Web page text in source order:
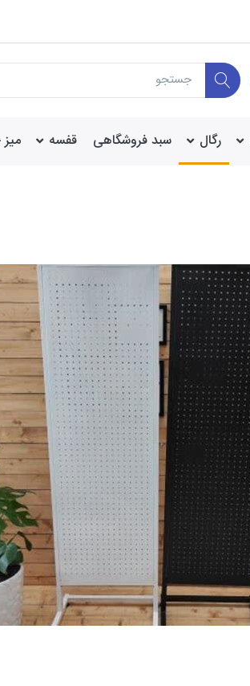
رگال سبد فروشگاهی قفسه